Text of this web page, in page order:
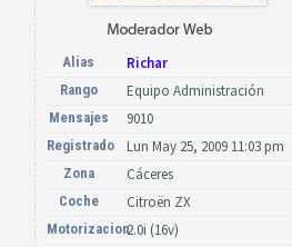
Alias Richar
Rango Equipo Administración
Mensajes 9010
Registrado Lun May 25, 2009 11:03 pm
Zona Cáceres
Coche Citroën ZX
Motorizacion2.0i (16v)